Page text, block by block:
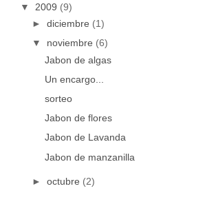
▼ 2009 (9)
►diciembre (1)
▼ noviembre (6)
Jabon de algas
Un encargo...
sorteo
Jabon de flores
Jabon de Lavanda
Jabon de manzanilla
►octubre (2)